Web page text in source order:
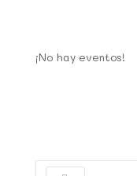
¡No hay eventos!